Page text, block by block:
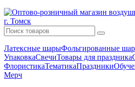
Латексные шарыФольгированные
УпаковкаСвечиТовары для праздника
ФлористикаТематикаПраздники
Мерч